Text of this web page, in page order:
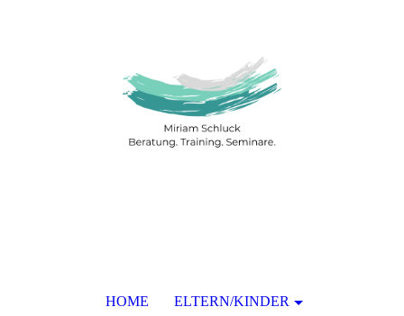
HOME ELTERN/KINDER